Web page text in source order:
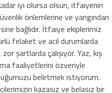
iyi olursa olsun, itfaiyenin
önlemlerine ve yangından
bağlıdır. İtfaiye ekiplerimiz
felaket ve acil durumlarda
şartlarda çalışıyor. Yaz, kış
faaliyetlerini özveriyle
belirtmek istiyorum.
kazasız ve belasız bir